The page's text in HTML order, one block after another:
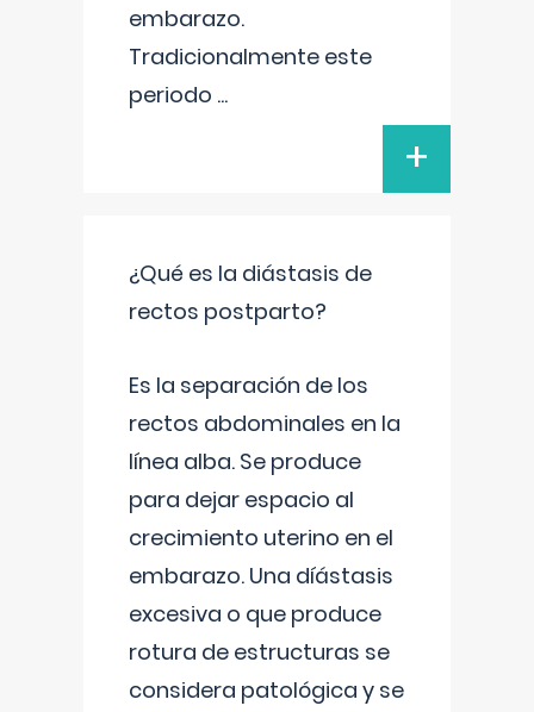
embarazo.
Tradicionalmente este
periodo ...
+
¿Qué es la diástasis de
rectos postparto?
Es la separación de los
rectos abdominales en la
línea alba. Se produce
para dejar espacio al
crecimiento uterino en el
embarazo. Una díástasis
excesiva o que produce
rotura de estructuras se
considera patológica y se